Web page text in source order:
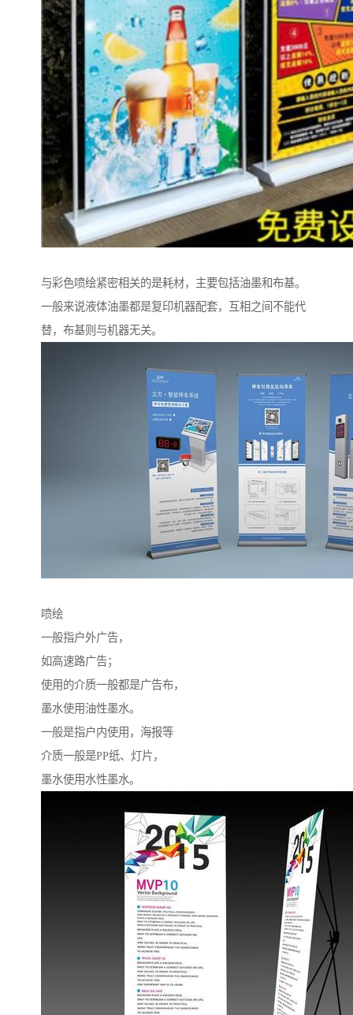
与彩色喷绘紧密相关的是耗材，主要包括油墨和布基。
一般来说液体油墨都是复印机器配套，互相之间不能代
替，布基则与机器无关。
喷绘
一般指户外广告，
如高速路广告；
使用的介质一般都是广告布，
墨水使用油性墨水。
一般是指户内使用，海报等
介质一般是PP纸、灯片，
墨水使用水性墨水。